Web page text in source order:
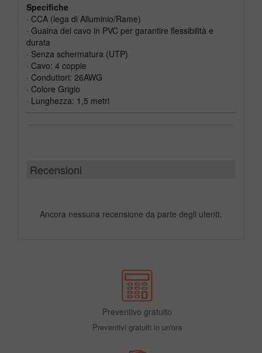
Preventivo gratuito
Preventivi gratuiti in un'ora
Specifiche
· CCA (lega di Alluminio/Rame)
· Guaina del cavo in PVC per garantire flessibilità e
durata
· Senza schermatura (UTP)
· Cavo: 4 coppie
· Conduttori: 26AWG
· Colore Grigio
· Lunghezza: 1,5 metri
Recensioni
Ancora nessuna recensione da parte degli utenti.